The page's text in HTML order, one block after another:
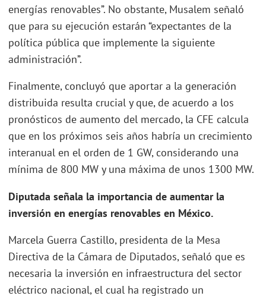
energías renovables”. No obstante, Musalem señaló
que para su ejecución estarán “expectantes de la
política pública que implemente la siguiente
administración”.
Finalmente, concluyó que aportar a la generación
distribuida resulta crucial y que, de acuerdo a los
pronósticos de aumento del mercado, la CFE calcula
que en los próximos seis años habría un crecimiento
interanual en el orden de 1 GW, considerando una
mínima de 800 MW y una máxima de unos 1300 MW.
Diputada señala la importancia de aumentar la
inversión en energías renovables en México.
Marcela Guerra Castillo, presidenta de la Mesa
Directiva de la Cámara de Diputados, señaló que es
necesaria la inversión en infraestructura del sector
eléctrico nacional, el cual ha registrado un